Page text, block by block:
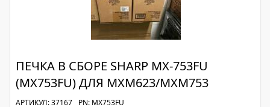
ПЕЧКА В СБОРЕ SHARP MX-753FU
(MX753FU) ДЛЯ MXM623/MXM753
АРТИКУЛ: 37167 PN: MX753FU